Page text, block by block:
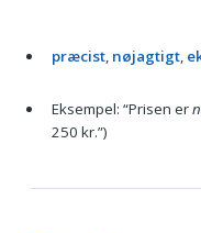
præcist, nøjagtigt,
Eksempel: “Prisen er
250 kr.”)